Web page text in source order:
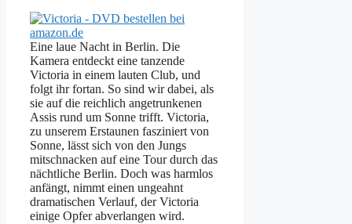
Eine laue Nacht in Berlin. Die
Kamera entdeckt eine tanzende
Victoria in einem lauten Club, und
folgt ihr fortan. So sind wir dabei, als
sie auf die reichlich angetrunkenen
Assis rund um Sonne trifft. Victoria,
zu unserem Erstaunen fasziniert von
Sonne, lässt sich von den Jungs
mitschnacken auf eine Tour durch das
nächtliche Berlin. Doch was harmlos
anfängt, nimmt einen ungeahnt
dramatischen Verlauf, der Victoria
einige Opfer abverlangen wird.